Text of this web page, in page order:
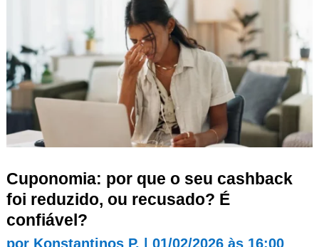
Cuponomia: por que o seu cashback
foi reduzido, ou recusado? É
confiável?
por Konstantinos P. 01/02/2026 às 16:00